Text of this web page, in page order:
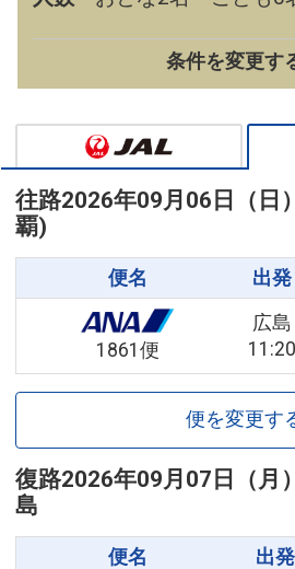
条件を変更す
往路2026年09月06日（日）
覇)
便名 出発
1861便
広島
11:20
便を変更す
復路2026年09月07日（月）
島
便名 出発